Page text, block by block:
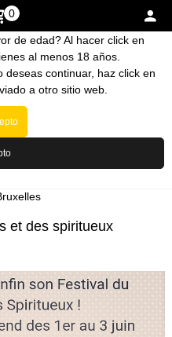
0
esta prohibida a personas
de edad? Al hacer click en
al menos 18 años.
continuar, haz click en
a otro sitio web.
et des spiritueux